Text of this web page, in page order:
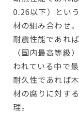
0.26以下）とい
材の組み合わせ。
耐震性能であれ
（国内最高等級
われている中で
耐久性であれば
材の腐りに対す
理。